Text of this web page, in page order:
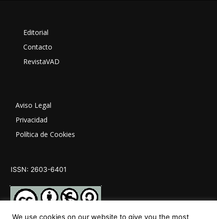
Editorial
Contacto
RevistaVAD
Aviso Legal
Privacidad
Política de Cookies
ISSN: 2603-6401
We use cookies on our website to give you the most